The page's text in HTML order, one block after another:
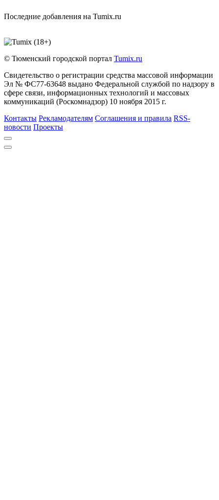
Последние добавления на Tumix.ru
© Тюменский городской портал Tumix.ru
Свидетельство о регистрации средства массовой информации
Эл № ФС77-63648 выдано Федеральной службой по надзору в
сфере связи, информационных технологий и массовых
коммуникаций (Роскомнадзор) 10 ноября 2015 г.
Контакты Рекламодателям Соглашения и правила RSS-
новости Проекты